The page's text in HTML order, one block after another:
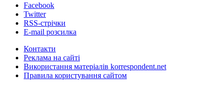
Facebook
Twitter
RSS-стрічки
E-mail розсилка
Контакти
Реклама на сайті
Використання матеріалів korrespondent.net
Правила користування сайтом